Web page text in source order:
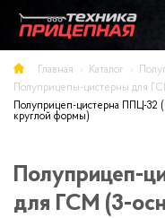
Главная Каталог
Полуприцепы-цистерны для
Полуприцеп-цистерна ППЦ-
круглой формы)
Полуприцеп-
для ГСМ (3-